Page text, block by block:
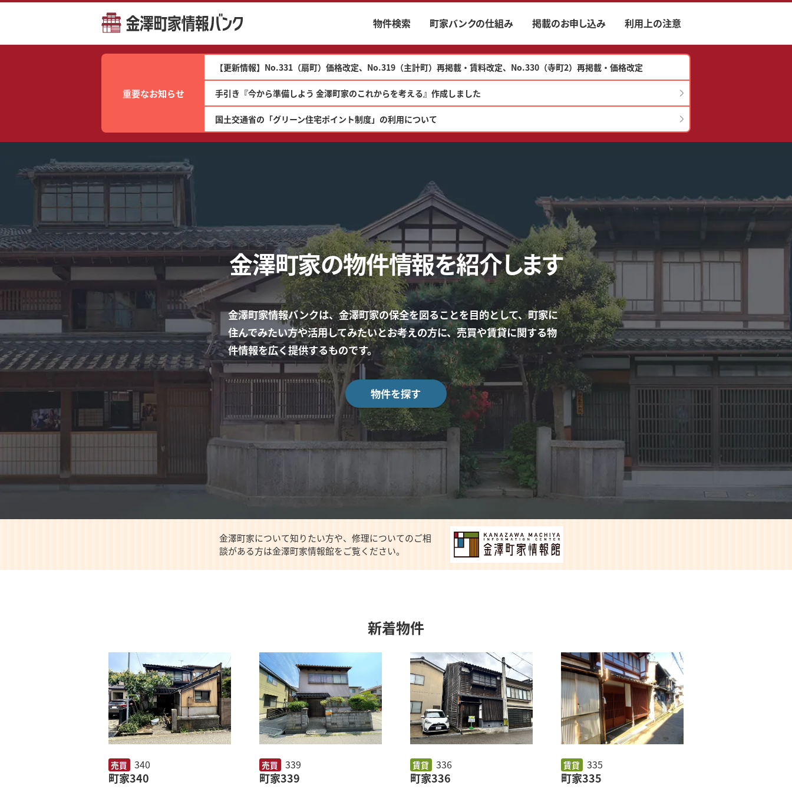
物件検索 町家バンクの仕組み 掲載のお申し込み 利用上の注意
重要なお知らせ
【更新情報】No.331（扇町）価格改定、No.319（主計町）再掲載・賃料改定、No.330（寺町2）再掲載・価格改定
手引き『今から準備しよう 金澤町家のこれからを考える』作成しました
国土交通省の「グリーン住宅ポイント制度」の利用について
金澤町家の物件情報を紹介します
金澤町家情報バンクは、金澤町家の保全を図ることを目的として、町家に
住んでみたい方や活用してみたいとお考えの方に、売買や賃貸に関する物
件情報を広く提供するものです。
物件を探す
金澤町家について知りたい方や、修理についてのご相
談がある方は金澤町家情報館をご覧ください。
新着物件
売買 340
町家340
売買 339
町家339
賃貸 336
町家336
賃貸 335
町家335